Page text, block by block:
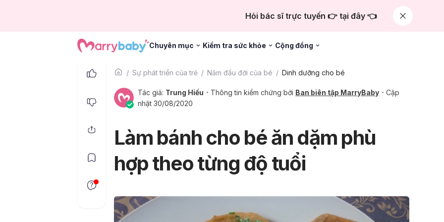
Hỏi bác sĩ trực tuyến 👉 tại đây 👈
Chuyên mục Kiểm tra sức khỏe Cộng đồng
Sự phát triển của trẻ Năm đầu đời của bé Dinh dưỡng cho bé
Tác giả: Trung Hiếu Thông tin kiểm chứng bởi Ban biên tập MarryBaby
Cập
nhật 30/08/2020
Làm bánh cho bé ăn dặm phù
hợp theo từng độ tuổi